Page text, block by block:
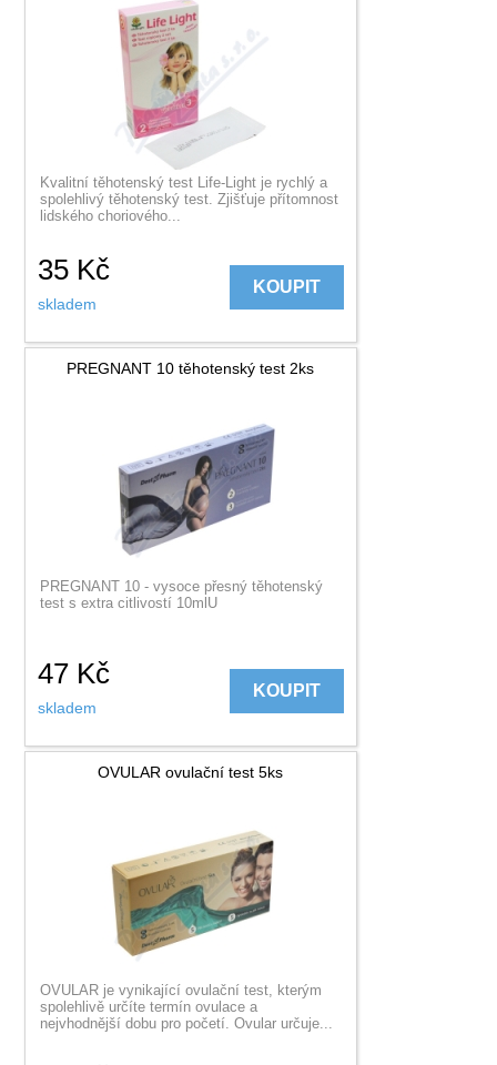
Kvalitní těhotenský test Life-Light je rychlý a
spolehlivý těhotenský test. Zjišťuje přítomnost
lidského choriového...
35 Kč
skladem
KOUPIT
PREGNANT 10 těhotenský test 2ks
PREGNANT 10 - vysoce přesný těhotenský
test s extra citlivostí 10mlU
47 Kč
skladem
KOUPIT
OVULAR ovulační test 5ks
OVULAR je vynikající ovulační test, kterým
spolehlivě určíte termín ovulace a
nejvhodnější dobu pro početí. Ovular určuje...